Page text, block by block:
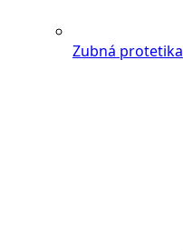
Zubná protetika